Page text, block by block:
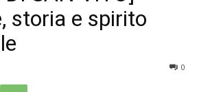
storia e spirito
0